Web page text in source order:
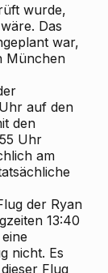
wurde,
Das
war,
München
auf den
den
Uhr
am
der Ryan
13:40
nicht. Es
Flug